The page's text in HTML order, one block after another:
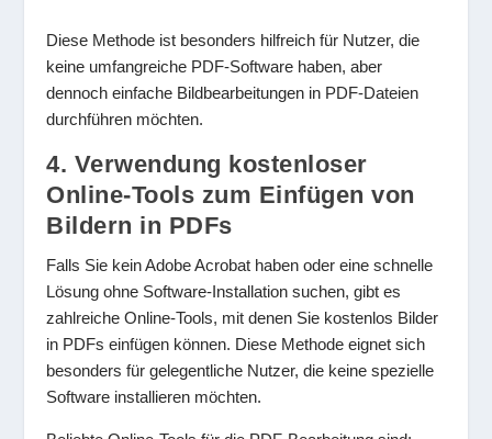
Diese Methode ist besonders hilfreich für Nutzer, die
keine umfangreiche PDF-Software haben, aber
dennoch einfache Bildbearbeitungen in PDF-Dateien
durchführen möchten.
4. Verwendung kostenloser
Online-Tools zum Einfügen von
Bildern in PDFs
Falls Sie kein Adobe Acrobat haben oder eine schnelle
Lösung ohne Software-Installation suchen, gibt es
zahlreiche Online-Tools, mit denen Sie kostenlos Bilder
in PDFs einfügen können. Diese Methode eignet sich
besonders für gelegentliche Nutzer, die keine spezielle
Software installieren möchten.